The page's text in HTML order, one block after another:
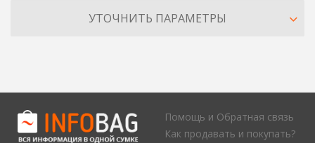
УТОЧНИТЬ ПАРАМЕТРЫ
Помощь и Обратная связь
Как продавать и покупать?